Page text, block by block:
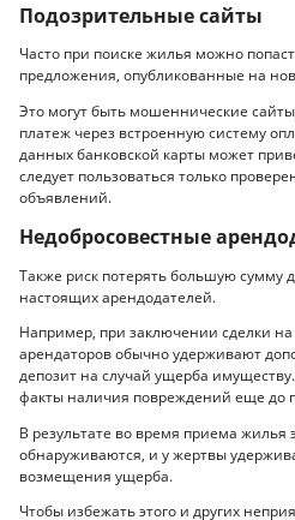
Подозрительные сайты
Часто при поиске жилья можно
предложения, опубликованные на
Это могут быть мошеннические
платеж через встроенную систему
данных банковской карты может
следует пользоваться только
объявлений.
Недобросовестные
Также риск потерять большую сумму
настоящих арендодателей.
Например, при заключении сделки
арендаторов обычно удерживают
депозит на случай ущерба
факты наличия повреждений еще до
В результате во время приема жилья
обнаруживаются, и у жертвы
возмещения ущерба.
Чтобы избежать этого и других